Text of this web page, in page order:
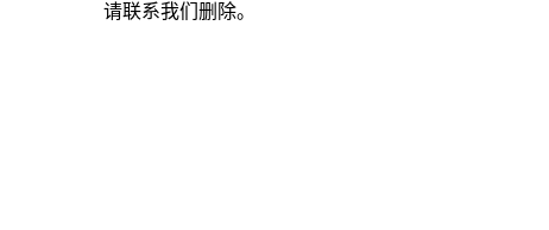
请联系我们删除。